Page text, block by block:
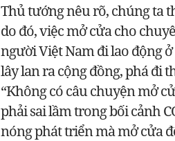
Thủ tướng nêu rõ, chúng ta
do đó, việc mở cửa cho
người Việt Nam đi lao động
lây lan ra cộng đồng, phá đi
“Không có câu chuyện mở
phải sai lầm trong bối cảnh
nóng phát triển mà mở cửa